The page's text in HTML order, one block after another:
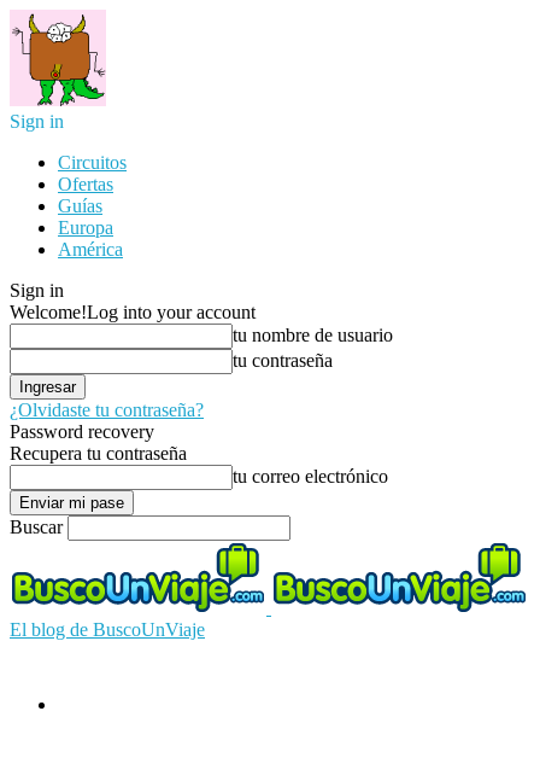
Sign in
Circuitos
Ofertas
Guías
Europa
América
Sign in
Welcome!Log into your account
tu nombre de usuario
tu contraseña
¿Olvidaste tu contraseña?
Password recovery
Recupera tu contraseña
tu correo electrónico
Buscar
El blog de BuscoUnViaje